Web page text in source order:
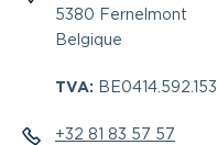
5380 Fernelmont
Belgique
TVA: BE0414.592.153
+32 81 83 57 57